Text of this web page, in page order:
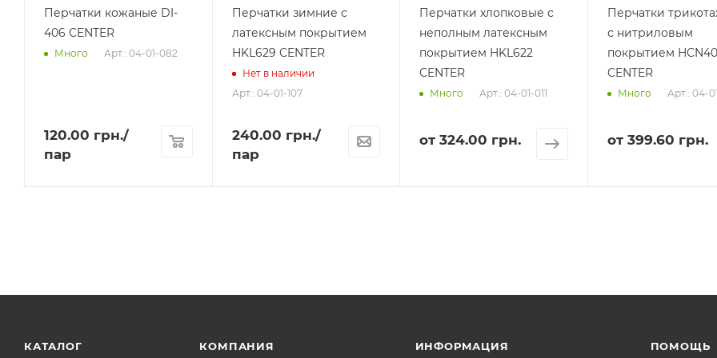
Перчатки кожаные DI-
406 CENTER
Много Арт.: 04-01-082
120.00 грн./
пар
Перчатки зимние с
латексным покрытием
HKL629 CENTER
Нет в наличии
Арт.: 04-01-107
240.00 грн./
пар
Перчатки хлопковые с
неполным латексным
покрытием HKL622
CENTER
Много Арт.: 04-01-011
от324.00 грн.
Перчатки
с нитриловым
покрытием
CENTER
Много Арт.: 04-
от 399.60 грн.
КАТАЛОГ КОМПАНИЯ ИНФОРМАЦИЯ ПОМОЩЬ